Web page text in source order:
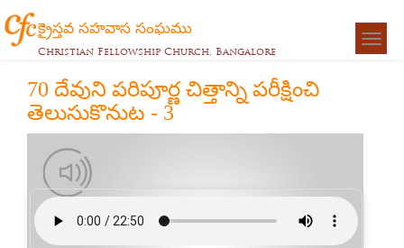
క్రైస్తవ సహవాస సంఘము
Christian Fellowship Church, Bangalore
70 దేవుని పరిపూర్ణ చిత్తాన్ని పరీక్షించి
తెలుసుకొనుట - 3